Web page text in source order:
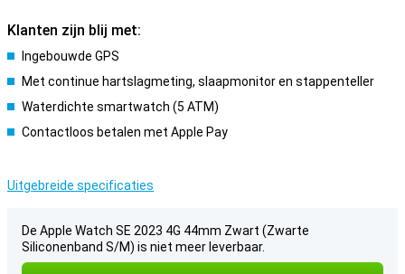
Klanten zijn blij met:
Ingebouwde GPS
Met continue hartslagmeting, slaapmonitor en stappenteller
Waterdichte smartwatch (5 ATM)
Contactloos betalen met Apple Pay
Uitgebreide specificaties
De Apple Watch SE 2023 4G 44mm Zwart (Zwarte
Siliconenband S/M) is niet meer leverbaar.